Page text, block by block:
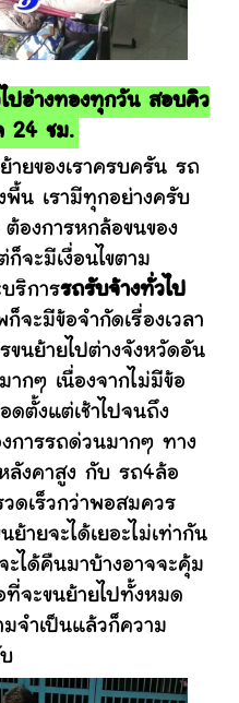
ปอ่างทองทุกวัน สอบคิว
24 ชม.
องเราครบครัน รถ
พื้น เรามีทุกอย่างครับ
องการหกล้อขนของ
จะมีเงื่อนไขตาม
ริการรถรับจ้างทั่วไป
ก็จะมีข้อจำกัดเรื่องเวลา
นย้ายไปต่างจังหวัดอัน
กๆ เนื่องจากไม่มีข้อ
ดตั้งแต่เช้าไปจนถึง
การรถด่วนมากๆ ทาง
ลังคาสูง กับ รถ4ล้อ
ดเร็วกว่าพอสมควร
ายจะได้เยอะไม่เท่ากัน
ะได้คืนมาบ้างอาจจะคุ้ม
ที่จะขนย้ายไปทั้งหมด
จำเป็นแล้วก็ความ